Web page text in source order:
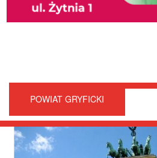
POWIAT GRYFICKI